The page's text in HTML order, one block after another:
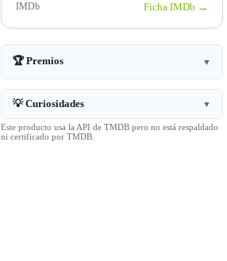
IMDb Ficha IMDb →
🏆 Premios ▼
💡 Curiosidades ▼
Este producto usa la API de TMDB pero no está respaldado
ni certificado por TMDB.